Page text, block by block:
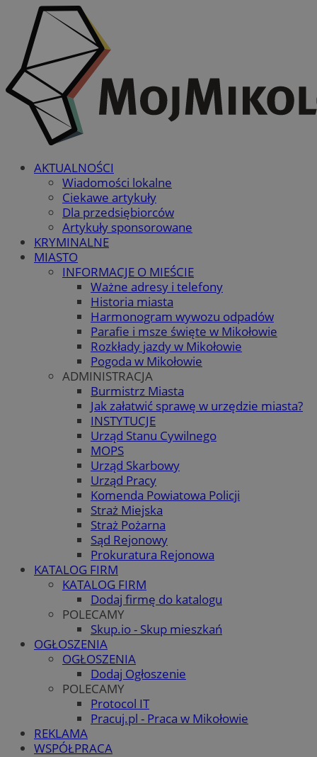
AKTUALNOŚCI
Wiadomości lokalne
Ciekawe artykuły
Dla przedsiębiorców
Artykuły sponsorowane
KRYMINALNE
MIASTO
INFORMACJE O MIEŚCIE
Ważne adresy i telefony
Historia miasta
Harmonogram wywozu odpadów
Parafie i msze święte w Mikołowie
Rozkłady jazdy w Mikołowie
Pogoda w Mikołowie
ADMINISTRACJA
Burmistrz Miasta
Jak załatwić sprawę w urzędzie miasta?
INSTYTUCJE
Urząd Stanu Cywilnego
MOPS
Urząd Skarbowy
Urząd Pracy
Komenda Powiatowa Policji
Straż Miejska
Straż Pożarna
Sąd Rejonowy
Prokuratura Rejonowa
KATALOG FIRM
KATALOG FIRM
Dodaj firmę do katalogu
POLECAMY
Skup.io - Skup mieszkań
OGŁOSZENIA
OGŁOSZENIA
Dodaj Ogłoszenie
POLECAMY
Protocol IT
Pracuj.pl - Praca w Mikołowie
REKLAMA
WSPÓŁPRACA